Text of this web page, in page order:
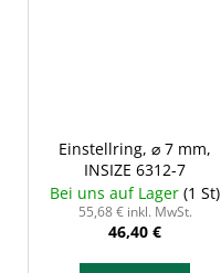
Einstellring, ⌀ 7 mm,
INSIZE 6312-7
Bei uns auf Lager (1 St)
55,68 € inkl. MwSt.
46,40 €